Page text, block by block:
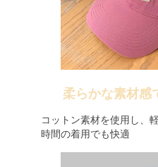
柔らかな素材感
コットン素材を使用し、
時間の着用でも快適